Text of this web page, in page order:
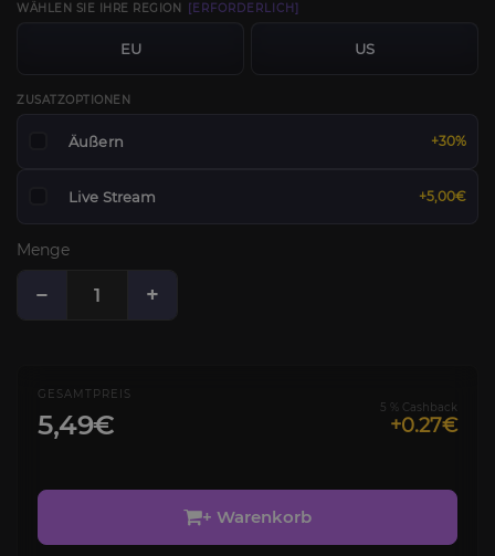
WÄHLEN SIE IHRE REGION [ERFORDERLICH]
EU US
ZUSATZOPTIONEN
Äußern +30%
Live Stream +5,00€
Menge
− +
GESAMTPREIS
5,49€
5 % Cashback
+0.27€
+ Warenkorb